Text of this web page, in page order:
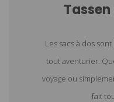
Les sacs à dos
tout aventurier.
voyage ou
fait